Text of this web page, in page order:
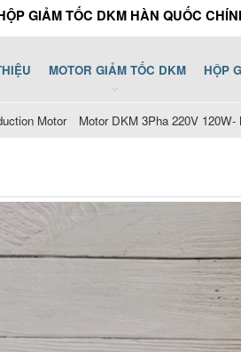
GIẢM TỐC DKM HÀN QUỐC
MOTOR GIẢM TỐC DKM HỘP
Motor Motor DKM 3Pha 220V 120W-